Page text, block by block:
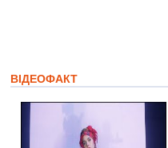
ВІДЕОФАКТ